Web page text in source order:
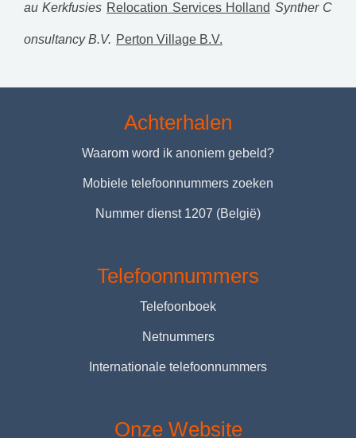
au Kerkfusies Relocation Services Holland Synther C
onsultancy B.V. Perton Village B.V.
Achterhalen
Waarom word ik anoniem gebeld?
Mobiele telefoonnummers zoeken
Nummer dienst 1207 (België)
Telefoonnummers
Telefoonboek
Netnummers
Internationale telefoonnummers
Onze Website